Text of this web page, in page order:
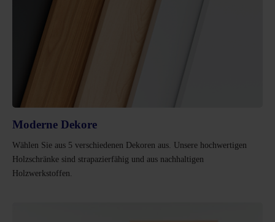
Moderne Dekore
Wählen Sie aus 5 verschiedenen Dekoren aus. Unsere hochwertigen
Holzschränke sind strapazierfähig und aus nachhaltigen
Holzwerkstoffen.